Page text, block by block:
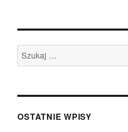
Szukaj:
OSTATNIE WPISY